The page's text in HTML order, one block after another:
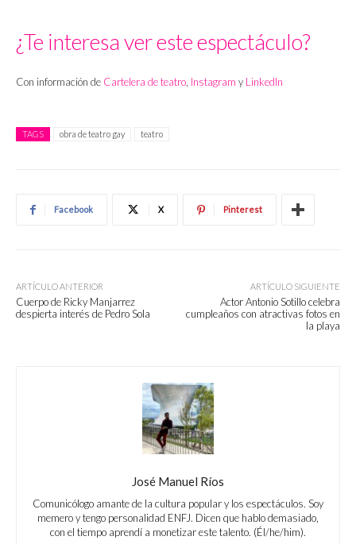
¿Te interesa ver este espectáculo?
Con información de Cartelera de teatro, Instagram y LinkedIn
TAGS obra de teatro gay teatro
Facebook X Pinterest
ARTÍCULO ANTERIOR
Cuerpo de Ricky Manjarrez
despierta interés de Pedro Sola
ARTÍCULO SIGUIENTE
Actor Antonio Sotillo celebra
cumpleaños con atractivas fotos en
la playa
José Manuel Ríos
Comunicólogo amante de la cultura popular y los espectáculos. Soy
memero y tengo personalidad ENFJ. Dicen que hablo demasiado,
con el tiempo aprendí a monetizar este talento. (Él/he/him).